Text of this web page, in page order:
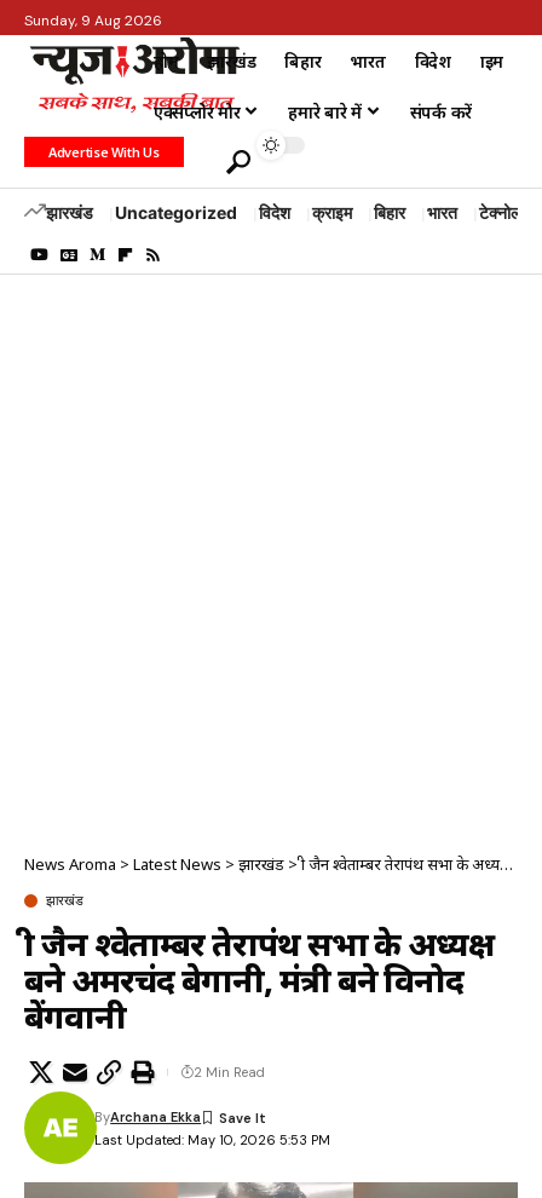
Sunday, 9 Aug 2026
होम झारखंड बिहार भारत विदेश क्राइम
एक्सप्लोर मोर हमारे बारे में संपर्क करें
Advertise With Us
झारखंड Uncategorized विदेश क्राइम बिहार भारत टेक्नोलॉजी
News Aroma > Latest News > झारखंड >श्री जैन श्वेताम्बर तेरापंथ सभा के अध्यक्ष बने अमरचंद बेगानी, मंत्री बने विनोद बेंगवानी
झारखंड
श्री जैन श्वेताम्बर तेरापंथ सभा के अध्यक्ष
बने अमरचंद बेगानी, मंत्री बने विनोद
बेंगवानी
Last Updated: May 10, 2026 5:53 PM
ByArchana Ekka
2 Min Read